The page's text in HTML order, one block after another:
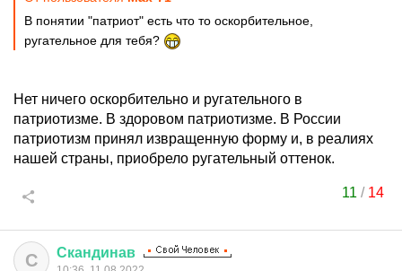
В понятии "патриот" есть что то оскорбительное,
ругательное для тебя?
Нет ничего оскорбительно и ругательного в
патриотизме. В здоровом патриотизме. В России
патриотизм принял извращенную форму и, в реалиях
нашей страны, приобрело ругательный оттенок.
11 / 14
С Скандинав